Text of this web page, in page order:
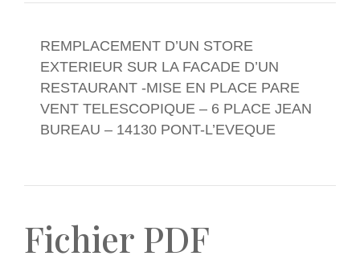
REMPLACEMENT D’UN STORE
EXTERIEUR SUR LA FACADE D’UN
RESTAURANT -MISE EN PLACE PARE
VENT TELESCOPIQUE – 6 PLACE JEAN
BUREAU – 14130 PONT-L’EVEQUE
Fichier PDF